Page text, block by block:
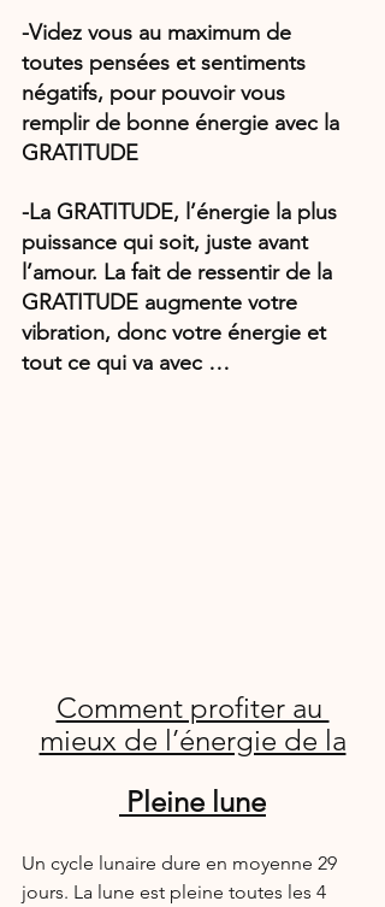
-Videz vous au maximum de
toutes pensées et sentiments
négatifs, pour pouvoir vous
remplir de bonne énergie avec la
GRATITUDE
-La GRATITUDE, l’énergie la plus
puissance qui soit, juste avant
l’amour. La fait de ressentir de la
GRATITUDE augmente votre
vibration, donc votre énergie et
tout ce qui va avec …
Comment profiter au
mieux de l’énergie de la
Pleine lune
Un cycle lunaire dure en moyenne 29
jours. La lune est pleine toutes les 4